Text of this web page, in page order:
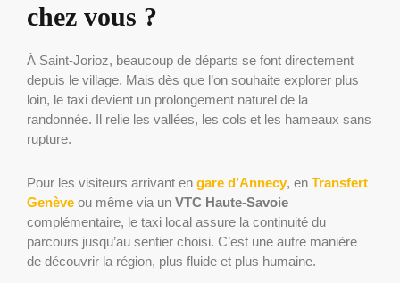
chez vous ?
À Saint-Jorioz, beaucoup de départs se font directement
depuis le village. Mais dès que l’on souhaite explorer plus
loin, le taxi devient un prolongement naturel de la
randonnée. Il relie les vallées, les cols et les hameaux sans
rupture.
Pour les visiteurs arrivant en gare d’Annecy, en Transfert
Genève ou même via un VTC Haute-Savoie
complémentaire, le taxi local assure la continuité du
parcours jusqu’au sentier choisi. C’est une autre manière
de découvrir la région, plus fluide et plus humaine.